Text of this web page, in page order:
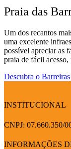
Praia das
Um dos recantos
uma excelente
possível apreciar as
praia de fácil
Descubra o Barreiras
INSTITUCIONAL
CNPJ: 07.660.350/
INFORMAÇÕES